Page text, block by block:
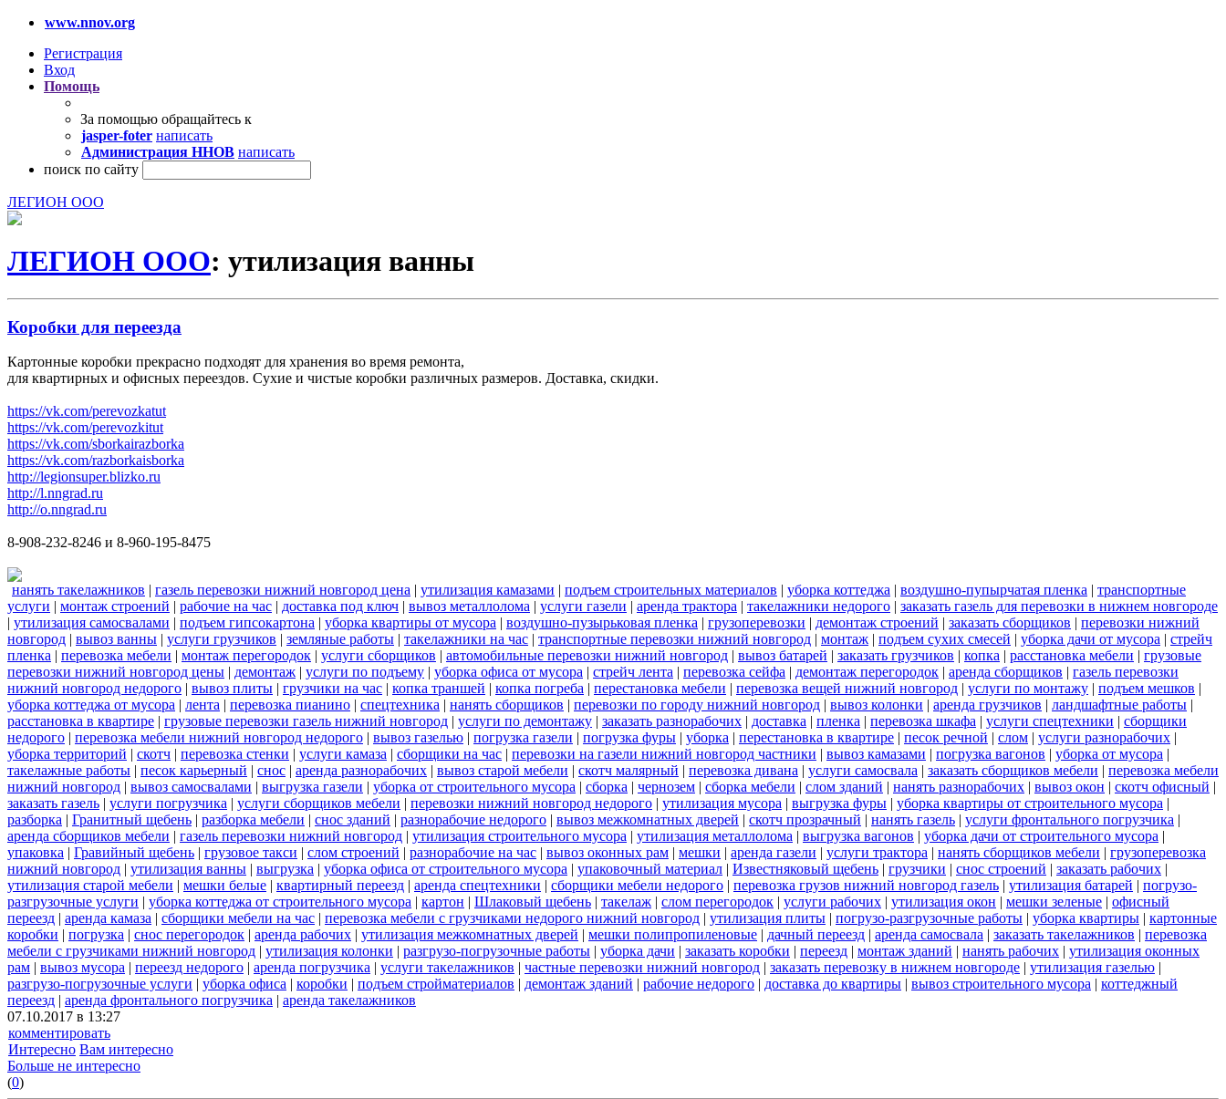
www.nnov.org
Регистрация
Вход
Помощь
За помощью обращайтесь к
jasper-foter написать
Администрация ННОВ написать
поиск по сайту
ЛЕГИОН ООО
ЛЕГИОН ООО: утилизация ванны
Коробки для переезда
Картонные коробки прекрасно подходят для хранения во время ремонта,
для квартирных и офисных переездов. Сухие и чистые коробки различных размеров. Доставка, скидки.
https://vk.com/perevozkatut
https://vk.com/perevozkitut
https://vk.com/sborkairazborka
https://vk.com/razborkaisborka
http://legionsuper.blizko.ru
http://l.nngrad.ru
http://o.nngrad.ru
8-908-232-8246 и 8-960-195-8475
нанять такелажников | газель перевозки нижний новгород цена | утилизация камазами | подъем строительных материалов | уборка коттеджа | воздушно-пупырчатая пленка | транспортные
услуги | монтаж строений | рабочие на час | доставка под ключ | вывоз металлолома | услуги газели | аренда трактора | такелажники недорого | заказать газель для перевозки в нижнем новгороде
| утилизация самосвалами | подъем гипсокартона | уборка квартиры от мусора | воздушно-пузырьковая пленка | грузоперевозки | демонтаж строений | заказать сборщиков | перевозки нижний
новгород | вывоз ванны | услуги грузчиков | земляные работы | такелажники на час | транспортные перевозки нижний новгород | монтаж | подъем сухих смесей | уборка дачи от мусора | стрейч
пленка | перевозка мебели | монтаж перегородок | услуги сборщиков | автомобильные перевозки нижний новгород | вывоз батарей | заказать грузчиков | копка | расстановка мебели | грузовые
перевозки нижний новгород цены | демонтаж | услуги по подъему | уборка офиса от мусора | стрейч лента | перевозка сейфа | демонтаж перегородок | аренда сборщиков | газель перевозки
нижний новгород недорого | вывоз плиты | грузчики на час | копка траншей | копка погреба | перестановка мебели | перевозка вещей нижний новгород | услуги по монтажу | подъем мешков |
уборка коттеджа от мусора | лента | перевозка пианино | спецтехника | нанять сборщиков | перевозки по городу нижний новгород | вывоз колонки | аренда грузчиков | ландшафтные работы |
расстановка в квартире | грузовые перевозки газель нижний новгород | услуги по демонтажу | заказать разнорабочих | доставка | пленка | перевозка шкафа | услуги спецтехники | сборщики
недорого | перевозка мебели нижний новгород недорого | вывоз газелью | погрузка газели | погрузка фуры | уборка | перестановка в квартире | песок речной | слом | услуги разнорабочих |
уборка территорий | скотч | перевозка стенки | услуги камаза | сборщики на час | перевозки на газели нижний новгород частники | вывоз камазами | погрузка вагонов | уборка от мусора |
такелажные работы | песок карьерный | снос | аренда разнорабочих | вывоз старой мебели | скотч малярный | перевозка дивана | услуги самосвала | заказать сборщиков мебели | перевозка мебели
нижний новгород | вывоз самосвалами | выгрузка газели | уборка от строительного мусора | сборка | чернозем | сборка мебели | слом зданий | нанять разнорабочих | вывоз окон | скотч офисный |
заказать газель | услуги погрузчика | услуги сборщиков мебели | перевозки нижний новгород недорого | утилизация мусора | выгрузка фуры | уборка квартиры от строительного мусора |
разборка | Гранитный щебень | разборка мебели | снос зданий | разнорабочие недорого | вывоз межкомнатных дверей | скотч прозрачный | нанять газель | услуги фронтального погрузчика |
аренда сборщиков мебели | газель перевозки нижний новгород | утилизация строительного мусора | утилизация металлолома | выгрузка вагонов | уборка дачи от строительного мусора |
упаковка | Гравийный щебень | грузовое такси | слом строений | разнорабочие на час | вывоз оконных рам | мешки | аренда газели | услуги трактора | нанять сборщиков мебели | грузоперевозка
нижний новгород | утилизация ванны | выгрузка | уборка офиса от строительного мусора | упаковочный материал | Известняковый щебень | грузчики | снос строений | заказать рабочих |
утилизация старой мебели | мешки белые | квартирный переезд | аренда спецтехники | сборщики мебели недорого | перевозка грузов нижний новгород газель | утилизация батарей | погрузо-
разгрузочные услуги | уборка коттеджа от строительного мусора | картон | Шлаковый щебень | такелаж | слом перегородок | услуги рабочих | утилизация окон | мешки зеленые | офисный
переезд | аренда камаза | сборщики мебели на час | перевозка мебели с грузчиками недорого нижний новгород | утилизация плиты | погрузо-разгрузочные работы | уборка квартиры | картонные
коробки | погрузка | снос перегородок | аренда рабочих | утилизация межкомнатных дверей | мешки полипропиленовые | дачный переезд | аренда самосвала | заказать такелажников | перевозка
мебели с грузчиками нижний новгород | утилизация колонки | разгрузо-погрузочные работы | уборка дачи | заказать коробки | переезд | монтаж зданий | нанять рабочих | утилизация оконных
рам | вывоз мусора | переезд недорого | аренда погрузчика | услуги такелажников | частные перевозки нижний новгород | заказать перевозку в нижнем новгороде | утилизация газелью |
разгрузо-погрузочные услуги | уборка офиса | коробки | подъем стройматериалов | демонтаж зданий | рабочие недорого | доставка до квартиры | вывоз строительного мусора | коттеджный
переезд | аренда фронтального погрузчика | аренда такелажников
07.10.2017 в 13:27
комментировать
Интересно Вам интересно
Больше не интересно
(0)